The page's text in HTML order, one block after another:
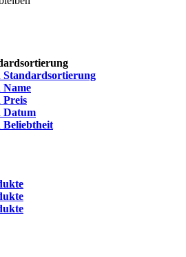
Standardsortierung
Name
Preis
Datum
Beliebtheit